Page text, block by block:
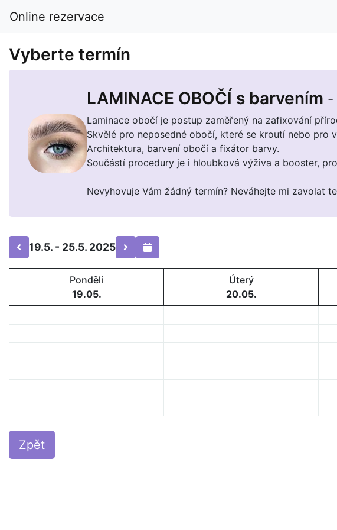
Online rezervace
Vyberte termín
LAMINACE OBOČÍ s barvením -
Laminace obočí je postup zaměřený na zafixování
Skvělé pro neposedné obočí, které se kroutí nebo pro
Architektura, barvení obočí a fixátor barvy.
Součástí procedury je i hloubková výživa a booster,
Nevyhovuje Vám žádný termín? Neváhejte mi zavolat
19.5. - 25.5. 2025
Pondělí
19.05.
Úterý
20.05.
Zpět